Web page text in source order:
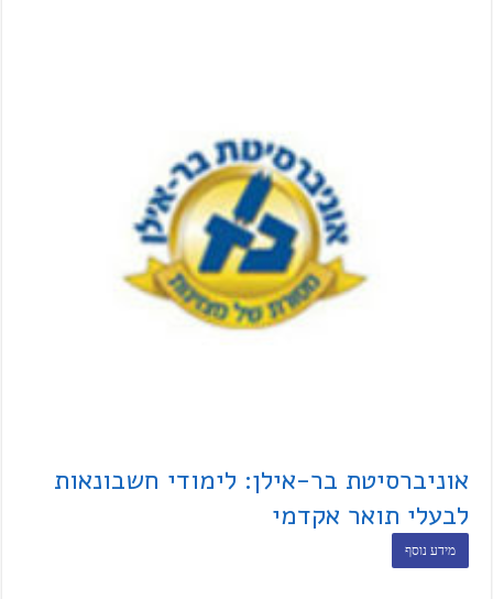
אוניברסיטת בר-אילן: לימודי חשבונאות
לבעלי תואר אקדמי
מידע נוסף